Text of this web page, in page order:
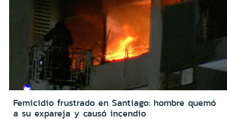
Femicidio frustrado en Santiago: hombre quemó
a su expareja y causó incendio